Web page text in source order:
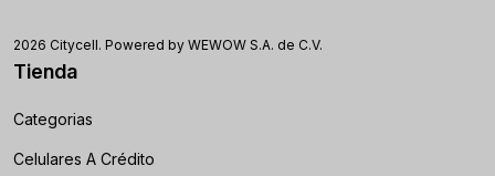
2026 Citycell. Powered by WEWOW S.A. de C.V.
Tienda
Categorias
Celulares A Crédito